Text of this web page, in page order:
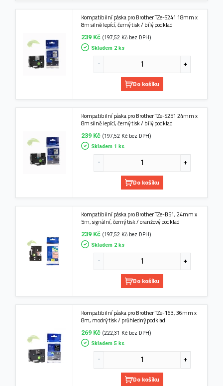
Kompatibilní páska pro Brother TZe-S241 18mm x
8m silně lepící, černý tisk / bílý podklad
239 Kč (197,52 Kč bez DPH)
Skladem 2 ks
Do košíku
Kompatibilní páska pro Brother TZe-S251 24mm x
8m silně lepící, černý tisk / bílý podklad
239 Kč (197,52 Kč bez DPH)
Skladem 1 ks
Do košíku
Kompatibilní páska pro Brother TZe-B51, 24mm x
5m, signální, černý tisk / oranžový podklad
239 Kč (197,52 Kč bez DPH)
Skladem 2 ks
Do košíku
Kompatibilní páska pro Brother TZe-163, 36mm x
8m, modrý tisk / průhledný podklad
269 Kč (222,31 Kč bez DPH)
Skladem 5 ks
Do košíku